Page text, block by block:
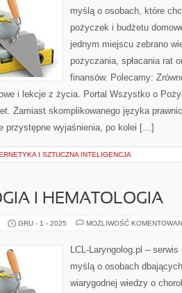
myślą o osobach, które
pożyczek i budżetu
jednym miejscu zebrano
pożyczania, spłacania rat
finansów. Polecamy:
i lekcje z życia. Portal Wszystko o
Zamiast skomplikowanego języka
przystępne wyjaśnienia, po kolei […]
I SZTUCZNA INTELIGENCJA
I HEMATOLOGIA
GRU - 1 - 2025 MOŻLIWOŚĆ
LCL-Laryngolog.pl –
myślą o osobach
wiarygodnej wiedzy o